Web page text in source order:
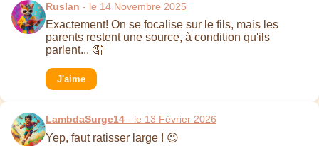
Ruslan - le 14 Novembre 2025
Exactement! On se focalise sur le fils, mais les
parents restent une source, à condition qu'ils
parlent... 🤦
J'aime
LambdaSurge14 - le 13 Février 2026
Yep, faut ratisser large ! 😉